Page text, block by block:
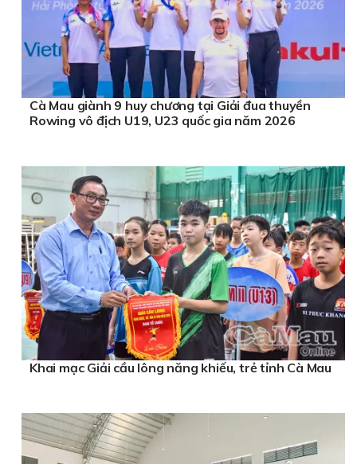
Cà Mau giành 9 huy chương tại Giải đua thuyền
Rowing vô địch U19, U23 quốc gia năm 2026
Khai mạc Giải cầu lông năng khiếu, trẻ tỉnh Cà Mau